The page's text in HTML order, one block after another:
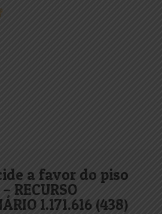
a favor do piso
RECURSO
1.171.616 (438)